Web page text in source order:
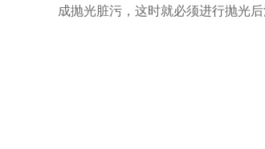
成抛光脏污，这时就必须进行抛光